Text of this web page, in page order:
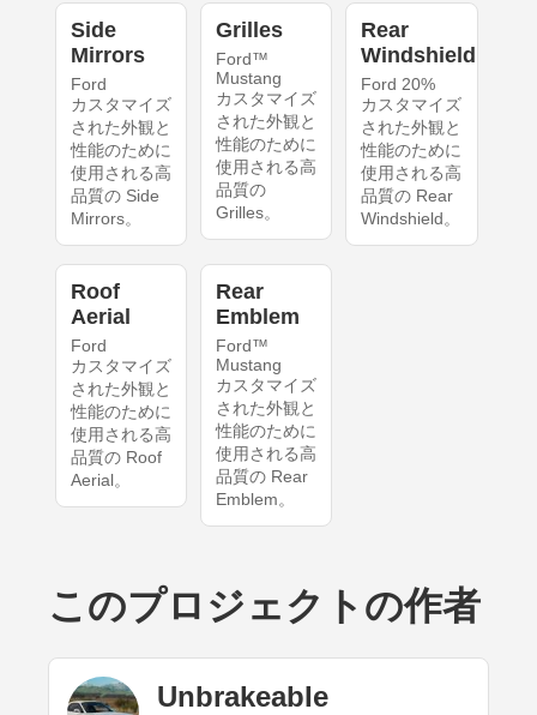
Side
Mirrors
Ford
カスタマイズ
された外観と
性能のために
使用される高
品質の Side
Mirrors。
Grilles
Ford™
Mustang
カスタマイズ
された外観と
性能のために
使用される高
品質の
Grilles。
Rear
Windshield
Ford 20%
カスタマイズ
された外観と
性能のために
使用される高
品質の Rear
Windshield。
Roof
Aerial
Ford
カスタマイズ
された外観と
性能のために
使用される高
品質の Roof
Aerial。
Rear
Emblem
Ford™
Mustang
カスタマイズ
された外観と
性能のために
使用される高
品質の Rear
Emblem。
このプロジェクトの作者
UnbrakeabIe